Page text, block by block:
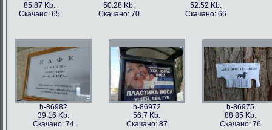
85.87 Kb.
Скачано: 65
50.28 Kb.
Скачано: 70
52.52 Kb.
Скачано: 66
h-86982
39.16 Kb.
Скачано: 74
h-86972
56.7 Kb.
Скачано: 87
h-86975
88.85 Kb.
Скачано: 76